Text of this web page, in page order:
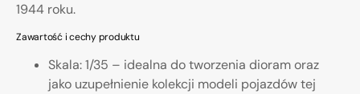
1944 roku.
Zawartość i cechy produktu
Skala: 1/35 – idealna do tworzenia dioram oraz
jako uzupełnienie kolekcji modeli pojazdów tej